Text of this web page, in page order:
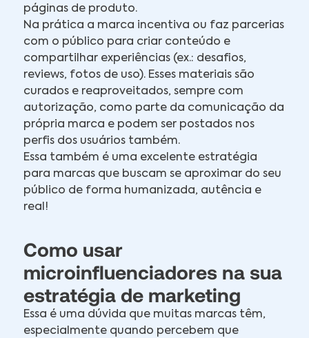
páginas de produto.
Na prática a marca incentiva ou faz parcerias
com o público para criar conteúdo e
compartilhar experiências (ex.: desafios,
reviews, fotos de uso). Esses materiais são
curados e reaproveitados, sempre com
autorização, como parte da comunicação da
própria marca e podem ser postados nos
perfis dos usuários também.
Essa também é uma excelente estratégia
para marcas que buscam se aproximar do seu
público de forma humanizada, autência e
real!
Como usar
microinfluenciadores na sua
estratégia de marketing
Essa é uma dúvida que muitas marcas têm,
especialmente quando percebem que